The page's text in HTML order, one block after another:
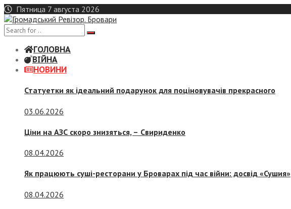
Skip
to
content
Пятница 7 августа 2026
ГОЛОВНА
ВІЙНА
НОВИНИ
Статуетки як ідеальний подарунок для поціновувачів прекрасного
03.06.2026
Ціни на АЗС скоро знизяться, – Свириденко
08.04.2026
Як працюють суші-ресторани у Броварах під час війни: досвід «Сушия»
08.04.2026